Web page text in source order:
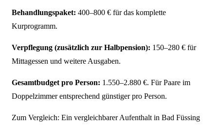
Behandlungspaket: 400–800 € für das komplette
Kurprogramm.
Verpflegung (zusätzlich zur Halbpension): 150–280 € für
Mittagessen und weitere Ausgaben.
Gesamtbudget pro Person: 1.550–2.880 €. Für Paare im
Doppelzimmer entsprechend günstiger pro Person.
Zum Vergleich: Ein vergleichbarer Aufenthalt in Bad Füssing